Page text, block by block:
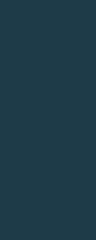
sólo puedes
humano,
de una
y dedicada.
puedes
las cosas
pisciana
de Leo
unidas
sociales y
cultura